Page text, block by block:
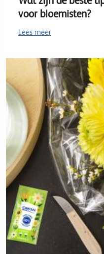
voor bloemisten?
Lees meer